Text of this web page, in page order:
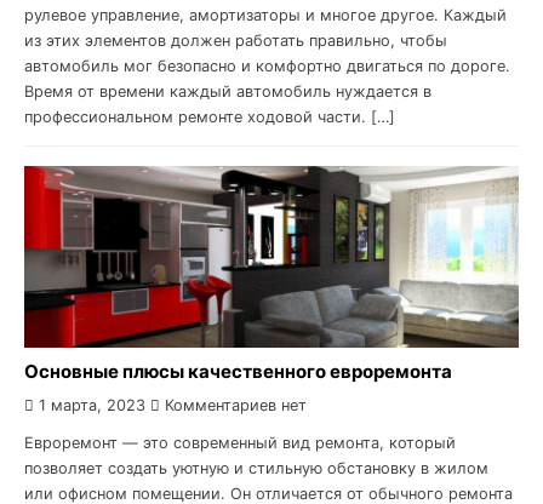
рулевое управление, амортизаторы и многое другое. Каждый
из этих элементов должен работать правильно, чтобы
автомобиль мог безопасно и комфортно двигаться по дороге.
Время от времени каждый автомобиль нуждается в
профессиональном ремонте ходовой части. […]
Основные плюсы качественного евроремонта
1 марта, 2023 Комментариев нет
Евроремонт — это современный вид ремонта, который
позволяет создать уютную и стильную обстановку в жилом
или офисном помещении. Он отличается от обычного ремонта